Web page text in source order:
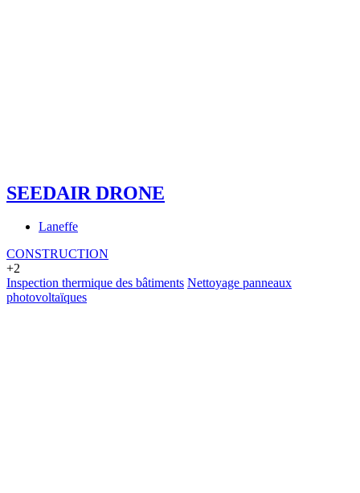
SEEDAIR DRONE
Laneffe
CONSTRUCTION
+2
Inspection thermique des bâtiments Nettoyage panneaux
photovoltaïques